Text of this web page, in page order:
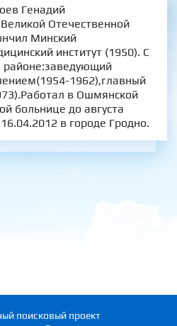
Генадий
Отечественной
Минский
институт (1950). С
1962),главный
в Ошмянской
больнице до августа
в городе Гродно.
поисковый проект